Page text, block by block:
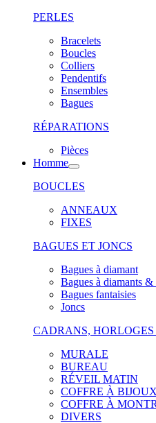
PERLES
Bracelets
Boucles
Colliers
Pendentifs
Ensembles
Bagues
RÉPARATIONS
Pièces
Homme
BOUCLES
ANNEAUX
FIXES
BAGUES ET JONCS
Bagues à diamant
Bagues à diamants &
Bagues fantaisies
Joncs
CADRANS, HORLOGES
MURALE
BUREAU
RÉVEIL MATIN
COFFRE À BIJOUX
COFFRE À
DIVERS